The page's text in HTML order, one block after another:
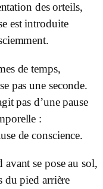
des orteils,
est introduite
de temps,
pas une seconde.
pas d’une pause
:
de conscience.
se pose au sol,
du pied arrière